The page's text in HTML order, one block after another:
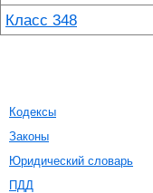
Класс 348
Кодексы
Законы
Юридический словарь
ПДД